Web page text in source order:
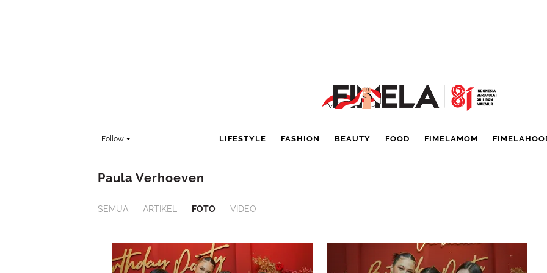
Follow LIFESTYLE FASHION BEAUTY FOOD FIMELAMOM
Paula Verhoeven
SEMUA ARTIKEL FOTO VIDEO